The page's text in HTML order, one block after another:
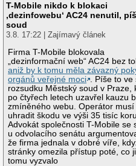
T-Mobile nikdo k blokaci
‚dezinfowebu‘ AC24 nenutil,
soud
3.8. 17:22 | Zajímavý článek
Firma T-Mobile blokovala
„dezinformační web“ AC24 bez
aniž by k tomu měla závazný
orgánů veřejné moci
. Píše to ve
rozsudku Městský soud v Praze,
po čtyřech letech uzavřel kauzu
zmíněného webu. Operátor musí
uhradit škodu ve výši 35 tisíc
Advokát společnosti T-Mobile se
u odvolacího senátu
že firma jednala v dobré víře,
stránky omezila přístup poté, co
tomu vyzvalo